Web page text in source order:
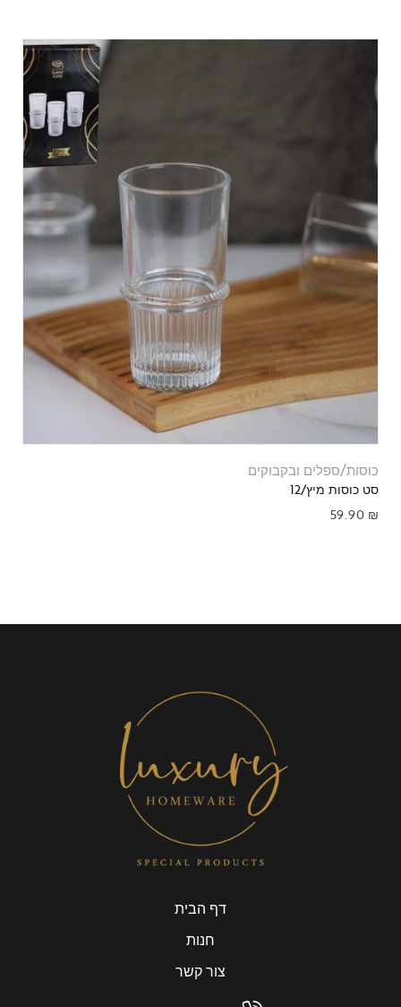
כוסות/ספלים ובקבוקים
סט כוסות מיץ/12
59.90 ₪
דף הבית
חנות
צור קשר